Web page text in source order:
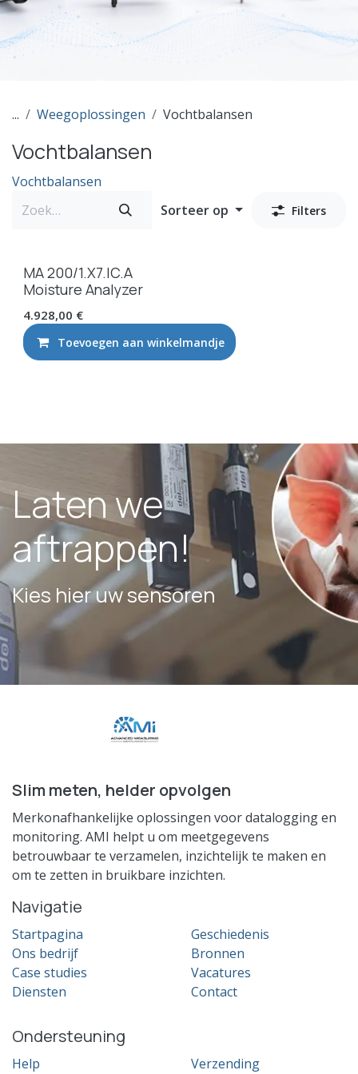
... Weegoplossingen Vochtbalansen
Vochtbalansen
Vochtbalansen
Sorteer op
Filters
MA 200/1.X7.IC.A
Moisture Analyzer
4.928,00 €
Toevoegen aan winkelmandje
Laten we
aftrappen!
Kies hier uw sensoren
Slim meten, helder opvolgen
Merkonafhankelijke oplossingen voor datalogging en
monitoring. AMI helpt u om meetgegevens
betrouwbaar te verzamelen, inzichtelijk te maken en
om te zetten in bruikbare inzichten.
Navigatie
Startpagina
Ons bedrijf
Case studies
Diensten
Geschiedenis
Bronnen
Vacatures
Contact
Ondersteuning
Help Verzending